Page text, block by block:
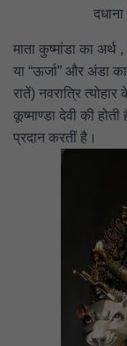
माता कुष्मांडा का अर्थ
या “ऊर्जा” और अंडा
रातें) नवरात्रि
कूष्माण्डा देवी की
प्रदान करतीं है।